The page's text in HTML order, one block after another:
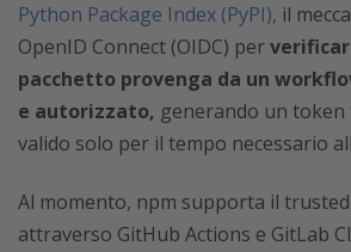
Python Package Index (PyPI), il
OpenID Connect (OIDC) per
pacchetto provenga da un
e autorizzato, generando un
valido solo per il tempo necessario
Al momento, npm supporta il
attraverso GitHub Actions e GitLab